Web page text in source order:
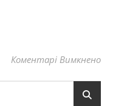
Коментарі Вимкнено